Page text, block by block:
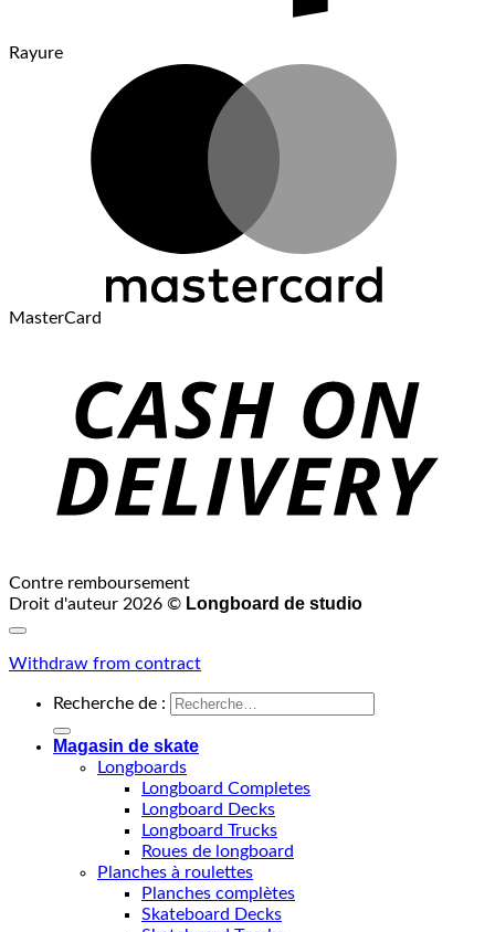
Rayure
MasterCard
Contre remboursement
Droit d'auteur 2026 © Longboard de studio
Withdraw from contract
Recherche de :
Magasin de skate
Longboards
Longboard Completes
Longboard Decks
Longboard Trucks
Roues de longboard
Planches à roulettes
Planches complètes
Skateboard Decks